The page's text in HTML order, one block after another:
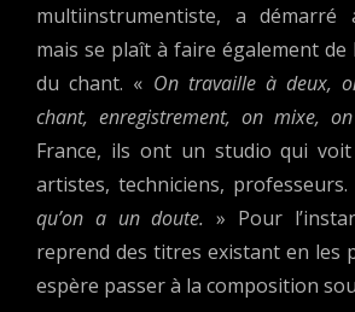
multiinstrumentiste, a démarré
mais se plaît à faire également
du chant. « On travaille à deux,
chant, enregistrement, on mixe,
France, ils ont un studio qui
artistes, techniciens, professeurs.
qu’on a un doute. » Pour
reprend des titres existant en les
espère passer à la composition